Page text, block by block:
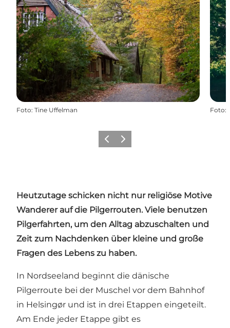
Foto: Tine Uffelman Foto:
ZurückWeiter
Heutzutage schicken nicht nur religiöse Motive
Wanderer auf die Pilgerrouten. Viele benutzen
Pilgerfahrten, um den Alltag abzuschalten und
Zeit zum Nachdenken über kleine und große
Fragen des Lebens zu haben.
In Nordseeland beginnt die dänische
Pilgerroute bei der Muschel vor dem Bahnhof
in Helsingør und ist in drei Etappen eingeteilt.
Am Ende jeder Etappe gibt es